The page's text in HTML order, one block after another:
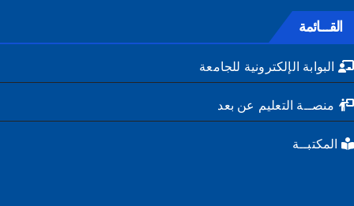
القـــائمة
البوابة الإلكترونية للجامعة
منصــة التعليم عن بعد
المكتبــة